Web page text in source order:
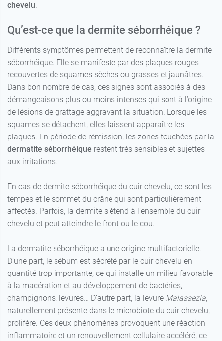
chevelu.
Qu’est-ce que la dermite séborrhéique ?
Différents symptômes permettent de reconnaître la dermite
séborrhéique. Elle se manifeste par des plaques rouges
recouvertes de squames sèches ou grasses et jaunâtres.
Dans bon nombre de cas, ces signes sont associés à des
démangeaisons plus ou moins intenses qui sont à l’origine
de lésions de grattage aggravant la situation. Lorsque les
squames se détachent, elles laissent apparaître les
plaques. En période de rémission, les zones touchées par la
dermatite séborrhéique restent très sensibles et sujettes
aux irritations.
En cas de dermite séborrhéique du cuir chevelu, ce sont les
tempes et le sommet du crâne qui sont particulièrement
affectés. Parfois, la dermite s’étend à l’ensemble du cuir
chevelu et peut atteindre le front ou le cou.
La dermatite séborrhéique a une origine multifactorielle.
D’une part, le sébum est sécrété par le cuir chevelu en
quantité trop importante, ce qui installe un milieu favorable
à la macération et au développement de bactéries,
champignons, levures… D’autre part, la levure Malassezia,
naturellement présente dans le microbiote du cuir chevelu,
prolifère. Ces deux phénomènes provoquent une réaction
inflammatoire et un renouvellement cellulaire accéléré, ce